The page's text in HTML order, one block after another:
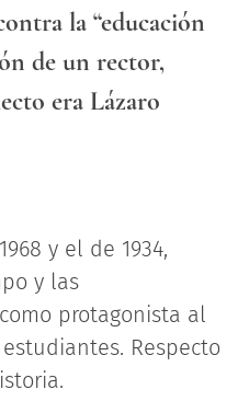
la “educación
de un rector,
era Lázaro
y el de 1934,
y las
protagonista al
Respecto